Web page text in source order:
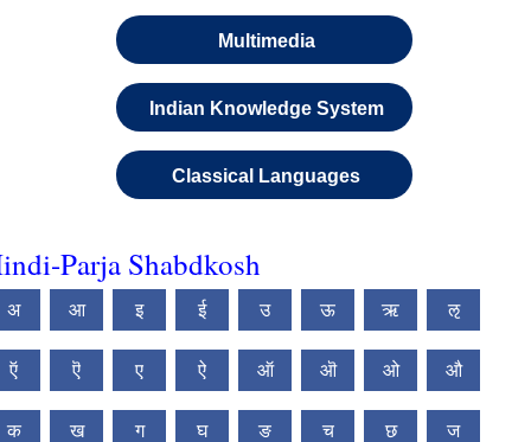
Multimedia
Indian Knowledge System
Classical Languages
Parja Shabdkosh
अ आ इ ई उ ऊ ऋ ऌ
ऍ ऎ ए ऐ ऑ ऒ ओ औ
क ख ग घ ङ च छ ज